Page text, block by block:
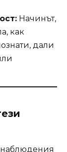
Начинът,
как
дали